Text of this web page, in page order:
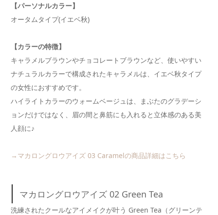
【パーソナルカラー】
オータムタイプ(イエベ秋)
【カラーの特徴】
キャラメルブラウンやチョコレートブラウンなど、使いやすい
ナチュラルカラーで構成されたキャラメルは、イエベ秋タイプ
の女性におすすめです。
ハイライトカラーのウォームベージュは、まぶたのグラデーシ
ョンだけではなく、眉の間と鼻筋にも入れると立体感のある美
人顔に♪
→マカロングロウアイズ 03 Caramelの商品詳細はこちら
マカロングロウアイズ 02 Green Tea
洗練されたクールなアイメイクが叶う Green Tea（グリーンテ